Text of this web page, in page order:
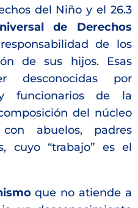
del Niño y el 26.3
de Derechos
de los
de sus hijos. Esas
desconocidas por
funcionarios de la
del núcleo
abuelos, padres
cuyo “trabajo” es el
que no atiende a